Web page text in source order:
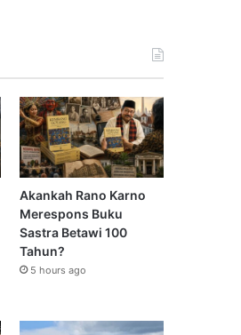
Akankah Rano Karno
Merespons Buku
Sastra Betawi 100
Tahun?
5 hours ago